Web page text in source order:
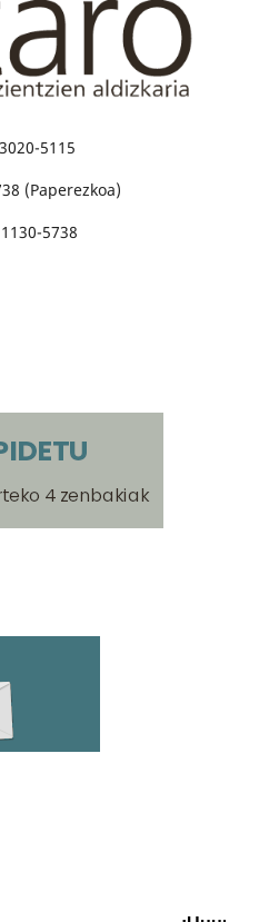
5115
(Paperezkoa)
5738